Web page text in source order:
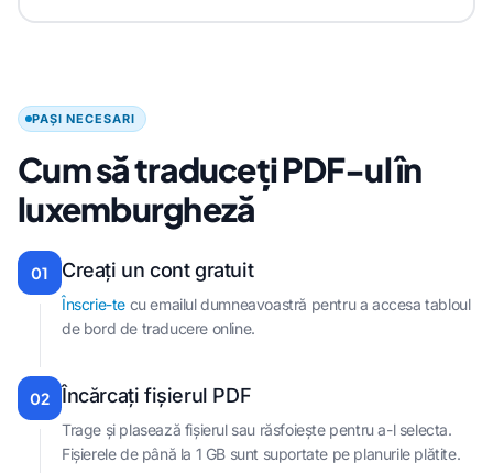
PAȘI NECESARI
Cum să traduceți PDF-ul în
luxemburgheză
01 Creați un cont gratuit
Înscrie-te cu emailul dumneavoastră pentru a accesa tabloul
de bord de traducere online.
02 Încărcați fișierul PDF
Trage și plasează fișierul sau răsfoiește pentru a-l selecta.
Fișierele de până la 1 GB sunt suportate pe planurile plătite.